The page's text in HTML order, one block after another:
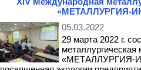
«МЕТАЛЛУРГИЯ-
05.03.2022
29 марта 2022 г.
металлургическая
«МЕТАЛЛУРГИЯ-